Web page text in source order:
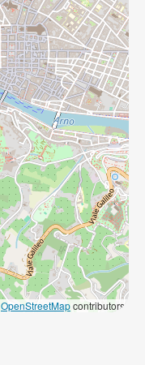
OpenStreetMapcontributors